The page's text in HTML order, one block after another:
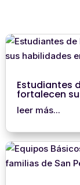
Estudiantes
fortalecen
leer más...